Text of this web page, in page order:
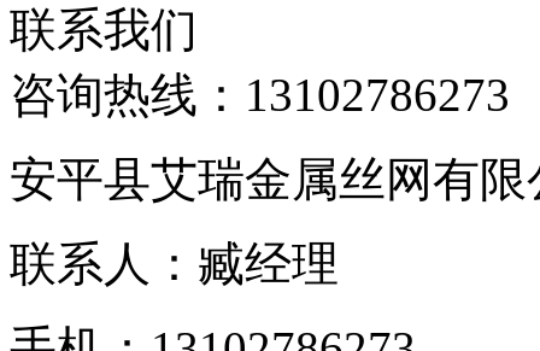
联系我们
咨询热线： 13102786273
安平县艾瑞金属丝网有限
联系人：臧经理